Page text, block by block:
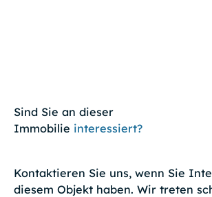
Sind Sie an dieser
Immobilie interessiert?
Kontaktieren Sie uns, wenn Sie
diesem Objekt haben. Wir treten